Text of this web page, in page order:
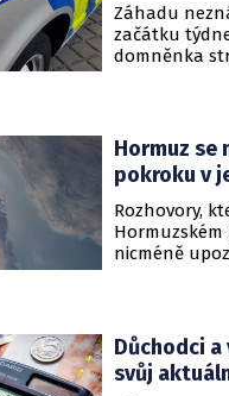
Záhadu
začátku
domněnka
Hormuz se
pokroku v
Rozhovory,
nicméně
Důchodci
svůj